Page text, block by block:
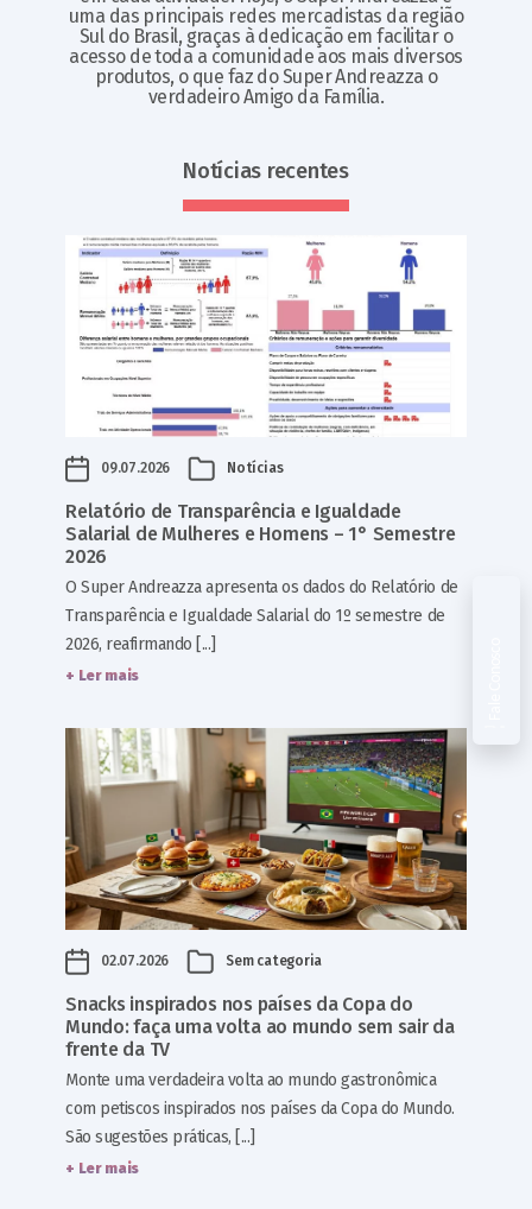
uma das principais redes mercadistas da região
Sul do Brasil, graças à dedicação em facilitar o
acesso de toda a comunidade aos mais diversos
produtos, o que faz do Super Andreazza o
verdadeiro Amigo da Família.
Notícias recentes
09.07.2026 Notícias
Relatório de Transparência e Igualdade
Salarial de Mulheres e Homens – 1° Semestre
2026
O Super Andreazza apresenta os dados do Relatório de
Transparência e Igualdade Salarial do 1º semestre de
2026, reafirmando [...]
+ Ler mais
02.07.2026 Sem categoria
Snacks inspirados nos países da Copa do
Mundo: faça uma volta ao mundo sem sair da
frente da TV
Monte uma verdadeira volta ao mundo gastronômica
com petiscos inspirados nos países da Copa do Mundo.
São sugestões práticas, [...]
+ Ler mais